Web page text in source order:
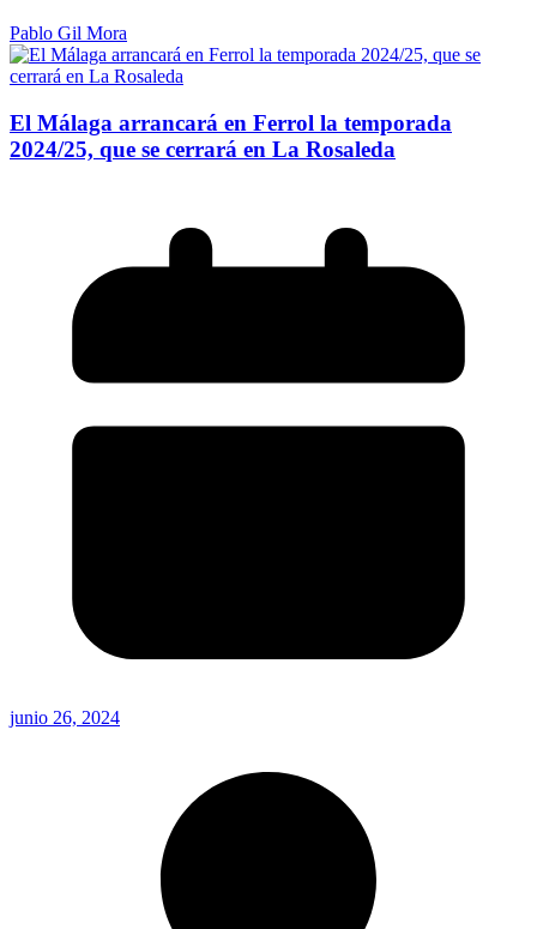
Pablo Gil Mora
El Málaga arrancará en Ferrol la temporada
2024/25, que se cerrará en La Rosaleda
junio 26, 2024